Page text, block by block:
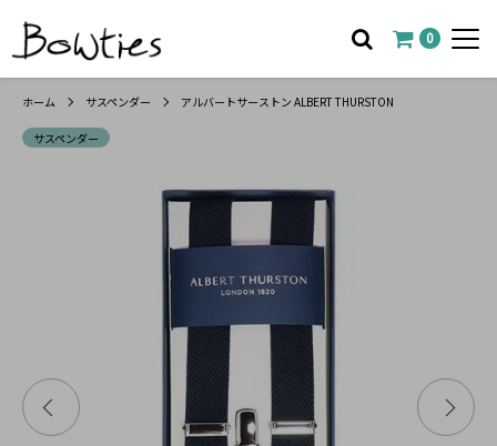
0
ホーム サスペンダー アルバートサーストン ALBERT THURSTON
サスペンダー